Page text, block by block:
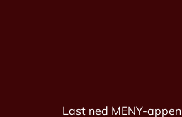
Last ned MENY-appen